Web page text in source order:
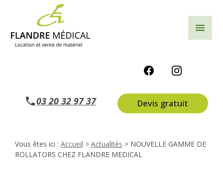
menu
03 20 32 97 37 Devis gratuit
Vous êtes ici : Accueil > Actualités > NOUVELLE GAMME DE
ROLLATORS CHEZ FLANDRE MEDICAL
Panneau de gestion des cookies